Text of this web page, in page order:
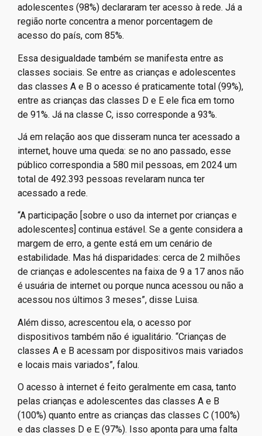
adolescentes (98%) declararam ter acesso à rede. Já a
região norte concentra a menor porcentagem de
acesso do país, com 85%.
Essa desigualdade também se manifesta entre as
classes sociais. Se entre as crianças e adolescentes
das classes A e B o acesso é praticamente total (99%),
entre as crianças das classes D e E ele fica em torno
de 91%. Já na classe C, isso corresponde a 93%.
Já em relação aos que disseram nunca ter acessado a
internet, houve uma queda: se no ano passado, esse
público correspondia a 580 mil pessoas, em 2024 um
total de 492.393 pessoas revelaram nunca ter
acessado a rede.
“A participação [sobre o uso da internet por crianças e
adolescentes] continua estável. Se a gente considera a
margem de erro, a gente está em um cenário de
estabilidade. Mas há disparidades: cerca de 2 milhões
de crianças e adolescentes na faixa de 9 a 17 anos não
é usuária de internet ou porque nunca acessou ou não a
acessou nos últimos 3 meses”, disse Luisa.
Além disso, acrescentou ela, o acesso por
dispositivos também não é igualitário. “Crianças de
classes A e B acessam por dispositivos mais variados
e locais mais variados”, falou.
O acesso à internet é feito geralmente em casa, tanto
pelas crianças e adolescentes das classes A e B
(100%) quanto entre as crianças das classes C (100%)
e das classes D e E (97%). Isso aponta para uma falta